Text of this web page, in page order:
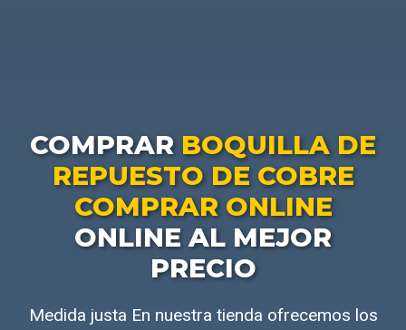
COMPRAR BOQUILLA DE
REPUESTO DE COBRE
COMPRAR ONLINE
ONLINE AL MEJOR
PRECIO
Medida justa En nuestra tienda ofrecemos los